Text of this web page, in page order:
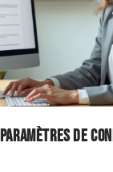
de